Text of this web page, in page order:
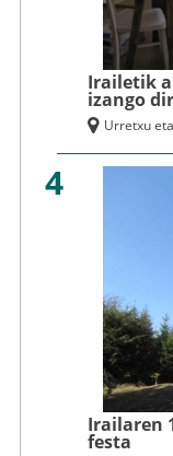
Irailetik
izango
Urretxu
4
Irailaren
festa